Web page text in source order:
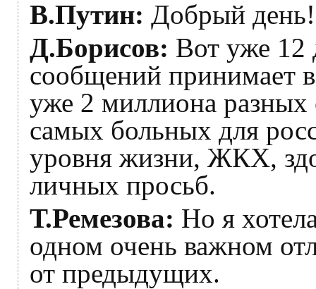
В.Путин: Добрый день!
Д.Борисов: Вот уже 12
сообщений принимает
уже 2 миллиона
самых больных для
уровня жизни, ЖКХ,
личных просьб.
Т.Ремезова: Но я
одном очень важном
от предыдущих.